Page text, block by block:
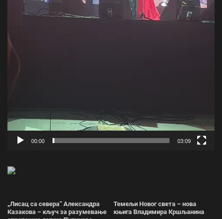
00:00 03:09
„Лисац са севера“ Александра
Казакова – кључ за разумевање
Темељи Новог света – нова
књига Владимира Кршљанина